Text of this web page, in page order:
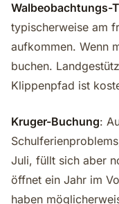
Walbeobachtungs-
typischerweise am
aufkommen. Wenn
buchen.
Klippenpfad ist
Kruger-Buchung:
Juli, füllt sich aber
öffnet ein Jahr im
haben